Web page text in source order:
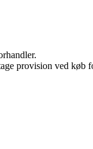
provision ved